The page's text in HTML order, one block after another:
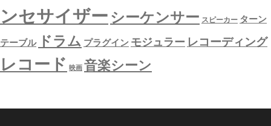
ンセサイザー シーケンサー スピーカー ターン
テーブル ドラム プラグイン モジュラー レコーディング
レコード 映画 音楽シーン